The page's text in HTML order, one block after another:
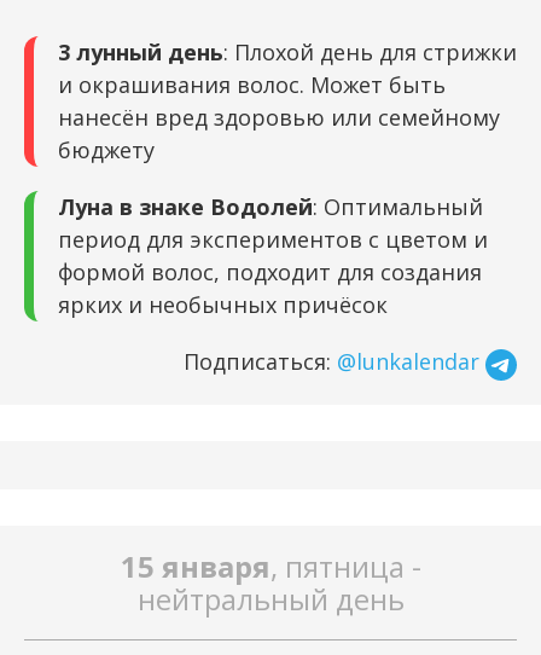
3 лунный день: Плохой день для стрижки
и окрашивания волос. Может быть
нанесён вред здоровью или семейному
бюджету
Луна в знаке Водолей: Оптимальный
период для экспериментов с цветом и
формой волос, подходит для создания
ярких и необычных причёсок
Подписаться: @lunkalendar
15 января, пятница -
нейтральный день